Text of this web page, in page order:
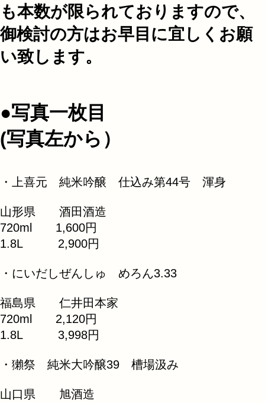
も本数が限られておりますので、
御検討の方はお早目に宜しくお願
い致します。
●写真一枚目
(写真左から）
・上喜元 純米吟醸 仕込み第44号 渾身
山形県 酒田酒造
720ml 1,600円
1.8L 2,900円
・にいだしぜんしゅ めろん3.33
福島県 仁井田本家
720ml 2,120円
1.8L 3,998円
・獺祭 純米大吟醸39 槽場汲み
山口県 旭酒造